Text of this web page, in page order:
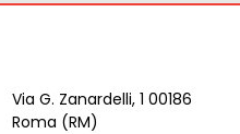
Via G. Zanardelli, 1 00186
Roma (RM)